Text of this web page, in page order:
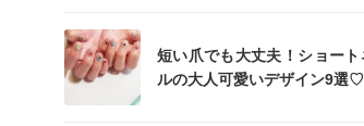
短い爪でも大丈夫！ショート
ルの大人可愛いデザイン9選♡